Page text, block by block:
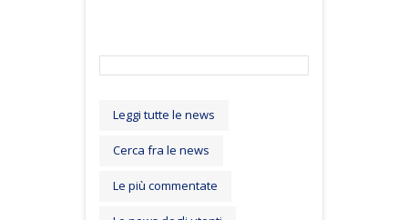
Leggi tutte le news
Cerca fra le news
Le più commentate